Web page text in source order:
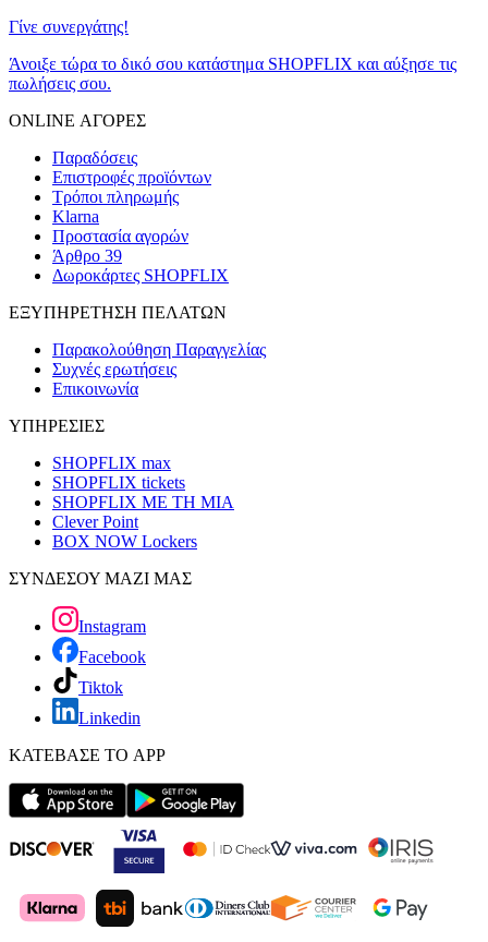
Γίνε συνεργάτης!
Άνοιξε τώρα το δικό σου κατάστημα SHOPFLIX και αύξησε τις
πωλήσεις σου.
ONLINE ΑΓΟΡΕΣ
Παραδόσεις
Επιστροφές προϊόντων
Τρόποι πληρωμής
Klarna
Προστασία αγορών
Άρθρο 39
Δωροκάρτες SHOPFLIX
ΕΞΥΠΗΡΕΤΗΣΗ ΠΕΛΑΤΩΝ
Παρακολούθηση Παραγγελίας
Συχνές ερωτήσεις
Επικοινωνία
ΥΠΗΡΕΣΙΕΣ
SHOPFLIX max
SHOPFLIX tickets
SHOPFLIX ΜΕ ΤΗ ΜΙΑ
Clever Point
BOX NOW Lockers
ΣΥΝΔΕΣΟΥ ΜΑΖΙ ΜΑΣ
Instagram
Facebook
Tiktok
Linkedin
ΚΑΤΕΒΑΣΕ ΤΟ APP